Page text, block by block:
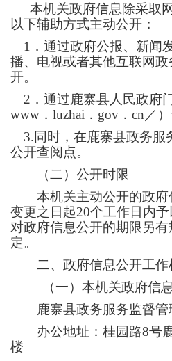
本机关政府信息除采取
以下辅助方式主动公开：
1．通过政府公报、新闻
播、电视或者其他互联网
开。
2．通过鹿寨县人民政府
www．luzhai．gov．cn／）
3.同时，在鹿寨县政务服
公开查阅点。
（二）公开时限
本机关主动公开的政
变更之日起20个工作日内
对政府信息公开的期限另
定。
二、 政府信息公开工作
（一）本机关政府信
鹿寨县政务服务监督管
办公地址：桂园路8号
楼